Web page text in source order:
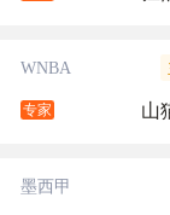
WNBA
专家 山
墨西甲